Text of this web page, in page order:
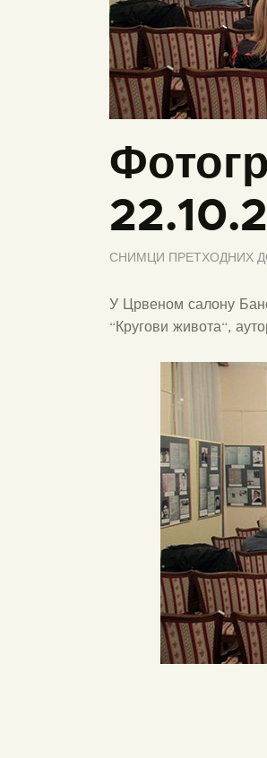
СНИМЦИ ПРЕТХОДНИХ
У Црвеном салону
“Кругови живота“,